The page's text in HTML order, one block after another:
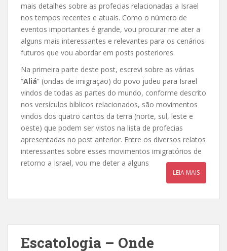
mais detalhes sobre as profecias relacionadas a Israel
nos tempos recentes e atuais. Como o número de
eventos importantes é grande, vou procurar me ater a
alguns mais interessantes e relevantes para os cenários
futuros que vou abordar em posts posteriores.
Na primeira parte deste post, escrevi sobre as várias
“Aliá” (ondas de imigração) do povo judeu para Israel
vindos de todas as partes do mundo, conforme descrito
nos versículos bíblicos relacionados, são movimentos
vindos dos quatro cantos da terra (norte, sul, leste e
oeste) que podem ser vistos na lista de profecias
apresentadas no post anterior. Entre os diversos relatos
interessantes sobre esses movimentos imigratórios de
retorno a Israel, vou me deter a alguns
LEIA MAIS
Escatologia – Onde